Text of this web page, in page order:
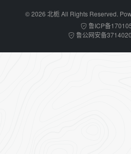
© 2026 北栀 All Rights Reserved.
鲁ICP备
鲁公网安备